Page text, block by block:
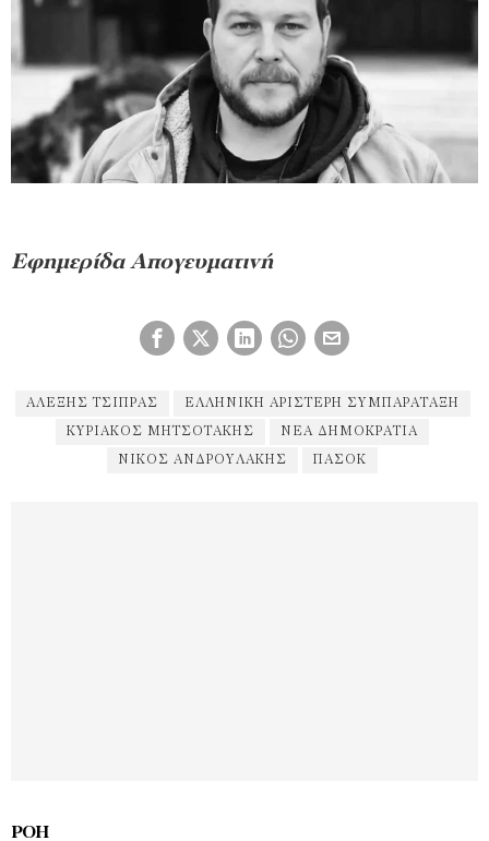
Εφημερίδα Απογευματινή
ΑΛΈΞΗΣ ΤΣΊΠΡΑΣ ΕΛΛΗΝΙΚΉ ΑΡΙΣΤΕΡΉ ΣΥΜΠΑΡΆΤΑΞΗ
ΚΥΡΙΆΚΟΣ ΜΗΤΣΟΤΆΚΗΣ ΝΈΑ ΔΗΜΟΚΡΑΤΊΑ
ΝΊΚΟΣ ΑΝΔΡΟΥΛΆΚΗΣ ΠΑΣΟΚ
ΡΟΉ